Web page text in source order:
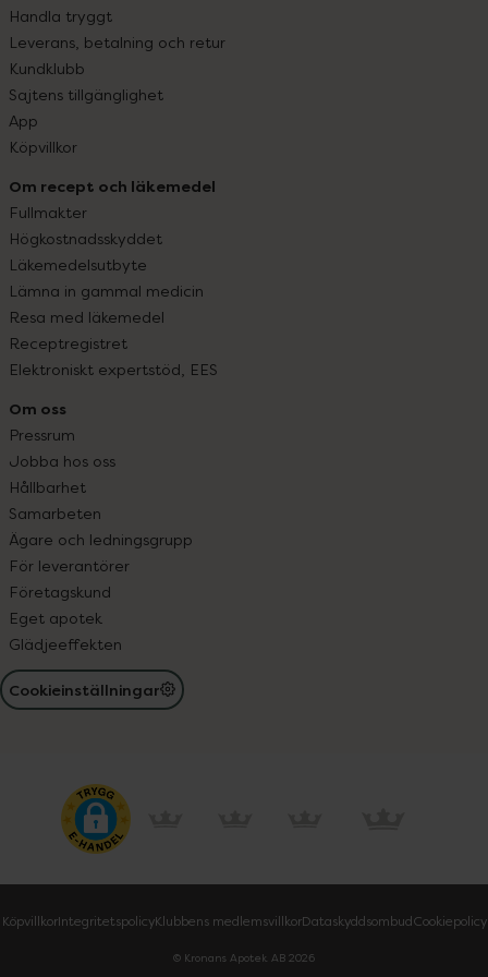
Handla tryggt
Leverans, betalning och retur
Kundklubb
Sajtens tillgänglighet
App
Köpvillkor
Om recept och läkemedel
Fullmakter
Högkostnadsskyddet
Läkemedelsutbyte
Lämna in gammal medicin
Resa med läkemedel
Receptregistret
Elektroniskt expertstöd, EES
Om oss
Pressrum
Jobba hos oss
Hållbarhet
Samarbeten
Ägare och ledningsgrupp
För leverantörer
Företagskund
Eget apotek
Glädjeeffekten
Cookieinställningar
KöpvillkorIntegritetspolicyKlubbens medlemsvillkorDataskyddsombudCookiepolicy
© Kronans Apotek AB 2026